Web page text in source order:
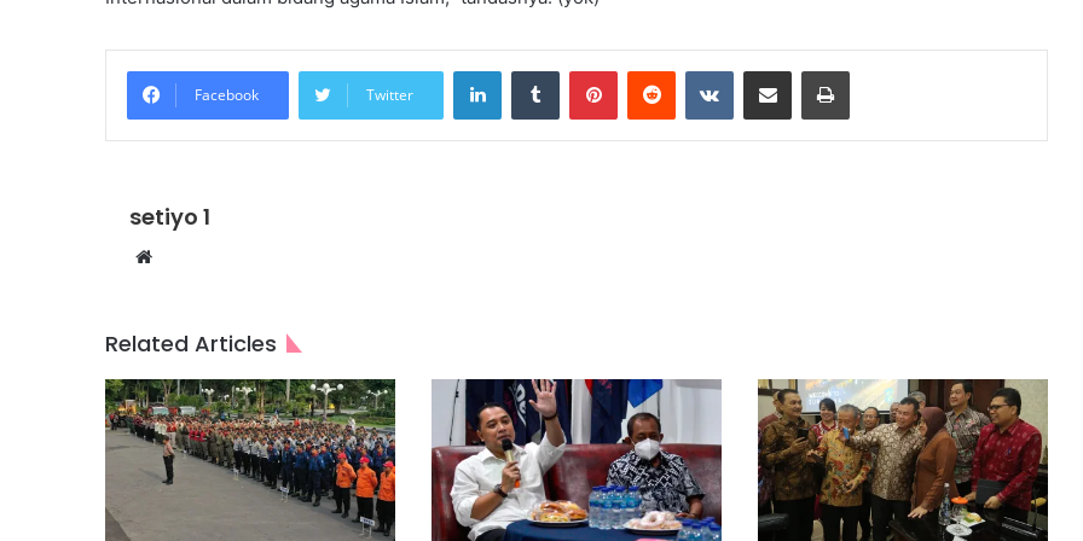
Facebook Twitter
LinkedInTumblr PinterestReddit VKontakteShare via Email Print
setiyo 1
Website
Related Articles